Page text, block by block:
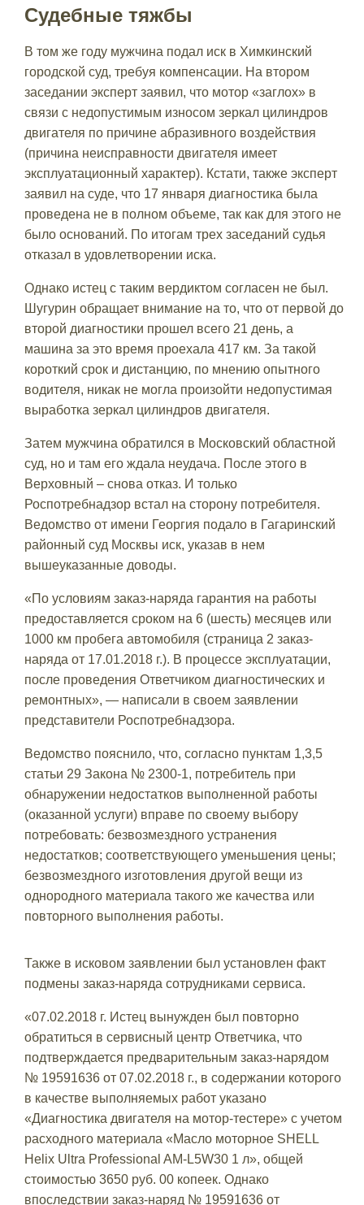
Судебные тяжбы
В том же году мужчина подал иск в Химкинский
городской суд, требуя компенсации. На втором
заседании эксперт заявил, что мотор «заглох» в
связи с недопустимым износом зеркал цилиндров
двигателя по причине абразивного воздействия
(причина неисправности двигателя имеет
эксплуатационный характер). Кстати, также эксперт
заявил на суде, что 17 января диагностика была
проведена не в полном объеме, так как для этого не
было оснований. По итогам трех заседаний судья
отказал в удовлетворении иска.
Однако истец с таким вердиктом согласен не был.
Шугурин обращает внимание на то, что от первой до
второй диагностики прошел всего 21 день, а
машина за это время проехала 417 км. За такой
короткий срок и дистанцию, по мнению опытного
водителя, никак не могла произойти недопустимая
выработка зеркал цилиндров двигателя.
Затем мужчина обратился в Московский областной
суд, но и там его ждала неудача. После этого в
Верховный – снова отказ. И только
Роспотребнадзор встал на сторону потребителя.
Ведомство от имени Георгия подало в Гагаринский
районный суд Москвы иск, указав в нем
вышеуказанные доводы.
«По условиям заказ-наряда гарантия на работы
предоставляется сроком на 6 (шесть) месяцев или
1000 км пробега автомобиля (страница 2 заказ-
наряда от 17.01.2018 г.). В процессе эксплуатации,
после проведения Ответчиком диагностических и
ремонтных», — написали в своем заявлении
представители Роспотребнадзора.
Ведомство пояснило, что, согласно пунктам 1,3,5
статьи 29 Закона № 2300-1, потребитель при
обнаружении недостатков выполненной работы
(оказанной услуги) вправе по своему выбору
потребовать: безвозмездного устранения
недостатков; соответствующего уменьшения цены;
безвозмездного изготовления другой вещи из
однородного материала такого же качества или
повторного выполнения работы.
Также в исковом заявлении был установлен факт
подмены заказ-наряда сотрудниками сервиса.
«07.02.2018 г. Истец вынужден был повторно
обратиться в сервисный центр Ответчика, что
подтверждается предварительным заказ-нарядом
№ 19591636 от 07.02.2018 г., в содержании которого
в качестве выполняемых работ указано
«Диагностика двигателя на мотор-тестере» с учетом
расходного материала «Масло моторное SHELL
Helix Ultra Professional AM-L5W30 1 л», общей
стоимостью 3650 руб. 00 копеек. Однако
впоследствии заказ-наряд № 19591636 от